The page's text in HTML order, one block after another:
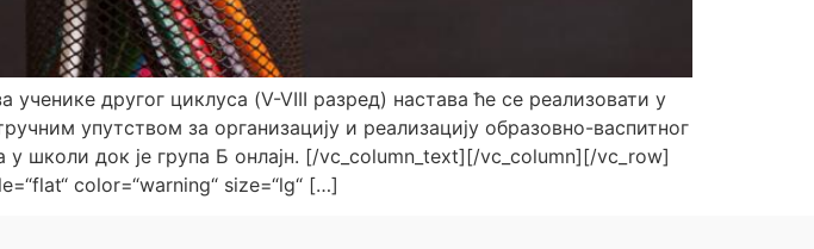
другог циклуса (V-VIII разред) настава ће се реализовати у
упутством за организацију и реализацију образовно-васпитног
школи док је група Б онлајн. [/vc_column_text][/vc_column][/vc_row]
color=“warning“ size=“lg“ […]